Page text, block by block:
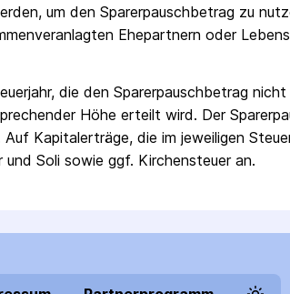
um den Sparer­pausch­betrag zu
Ehepartnern oder
die den Sparer­pausch­betrag
Höhe erteilt wird. Der
Kapitalerträge, die im jeweiligen
Soli sowie ggf. Kirchensteuer an.